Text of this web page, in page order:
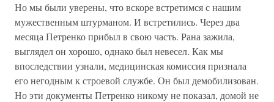
Но мы были уверены, что вскоре встретимся с нашим
мужественным штурманом. И встретились. Через два
месяца Петренко прибыл в свою часть. Рана зажила,
выглядел он хорошо, однако был невесел. Как мы
впоследствии узнали, медицинская комиссия признала
его негодным к строевой службе. Он был демобилизован.
Но эти документы Петренко никому не показал, домой не